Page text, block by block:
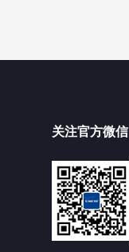
关注官方微信